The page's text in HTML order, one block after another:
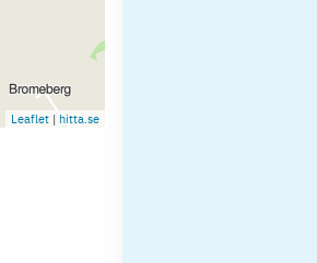
Leaflet | hitta.se